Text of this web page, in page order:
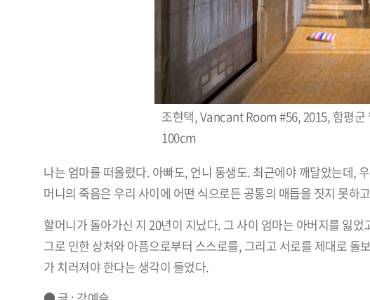
조현택, Vancant Room #56, 2015, 함평
100cm
나는 엄마를 떠올렸다. 아빠도, 언니 동생도. 최근에야 깨달았는데,
머니의 죽음은 우리 사이에 어떤 식으로든 공통의 매듭을 짓지 못하
할머니가 돌아가신 지 20년이 지났다. 그 사이 엄마는 아버지를 잃
그로 인한 상처와 아픔으로부터 스스로를, 그리고 서로를 제대로
가 치러져야 한다는 생각이 들었다.